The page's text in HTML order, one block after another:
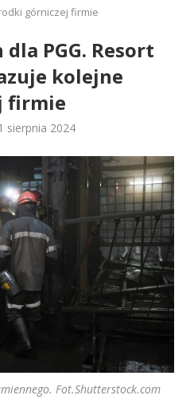
górniczej firmie
PGG. Resort
kolejne
firmie
sierpnia 2024
Fot.Shutterstock.com